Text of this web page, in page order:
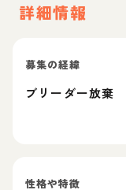
詳細情報
募集の経緯
ブリーダー放棄
性格や特徴